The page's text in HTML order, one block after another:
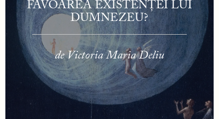
FAVOAREA EXISTENȚEI LUI
DUMNEZEU?
de Victoria Maria Deliu